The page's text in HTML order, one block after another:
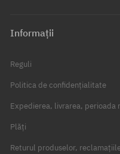
Informații
Reguli
Politica de confidențialitate
Expedierea, livrarea, perioada
Plăți
Returul produselor,